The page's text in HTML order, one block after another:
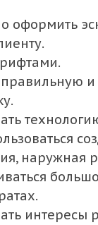
оформить
правильную
наружная
интересы